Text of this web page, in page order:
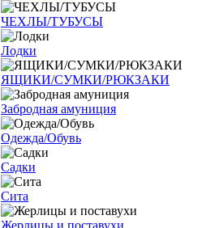
ЧЕХЛЫ/ТУБУСЫ
Лодки
ЯЩИКИ/СУМКИ/РЮКЗАКИ
Забродная амуниция
Одежда/Обувь
Садки
Сита
Жерлицы и поставухи